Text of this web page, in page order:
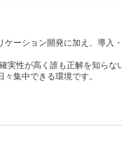
ーション開発に加え、導
性が高く誰も正解を知ら
集中できる環境です。